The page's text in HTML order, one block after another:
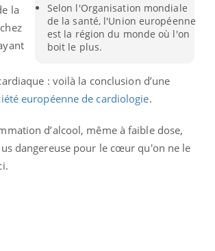
Selon l'Organisation mondiale
de la santé, l'Union européenne
est la région du monde où l'on
boit le plus.
la
: voilà la conclusion d’une
européenne de cardiologie.
d’alcool, même à faible dose,
dangereuse pour le cœur qu'on ne le